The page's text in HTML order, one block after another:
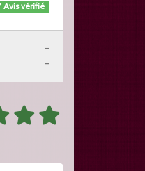
Avis vérifié
-
-